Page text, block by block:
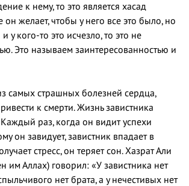
к нему, то это является хасад
он желает, чтобы у него все это было, но
у кого-то это исчезло, то это не
Это называем заинтересованностью и
самых страшных болезней сердца,
к смерти. Жизнь завистника
раз, когда он видит успехи
он завидует, завистник впадает в
стресс, он теряет сон. Хазрат Али
им Аллах) говорил: «У завистника нет
нет брата, а у нечестивых нет